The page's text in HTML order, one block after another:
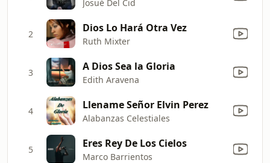
Josué Del Cid
2 Dios Lo Hará Otra Vez
Ruth Mixter
3 A Dios Sea la Gloria
Edith Aravena
4 Llename Señor Elvin Perez
Alabanzas Celestiales
5 Eres Rey De Los Cielos
Marco Barrientos